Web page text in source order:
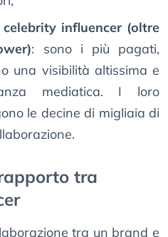
influencer (oltre
: sono i più pagati,
una visibilità altissima e
mediatica. I loro
le decine di migliaia di
tra
tra un brand e